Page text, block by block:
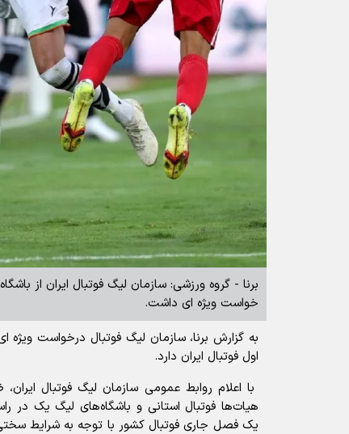
برنا - گروه ورزشی: سازمان لیگ فوتبال ایران از
خواست ویژه ای داشت.
به گزارش برنا، سازمان لیگ فوتبال درخواست
اول فوتبال ایران دارد.
با اعلام روابط عمومی سازمان لیگ فوتبال
هیات‌ها فوتبال استانی و باشگاه‌های لیگ یک در
یک فصل جاری فوتبال کشور با توجه به شرایط